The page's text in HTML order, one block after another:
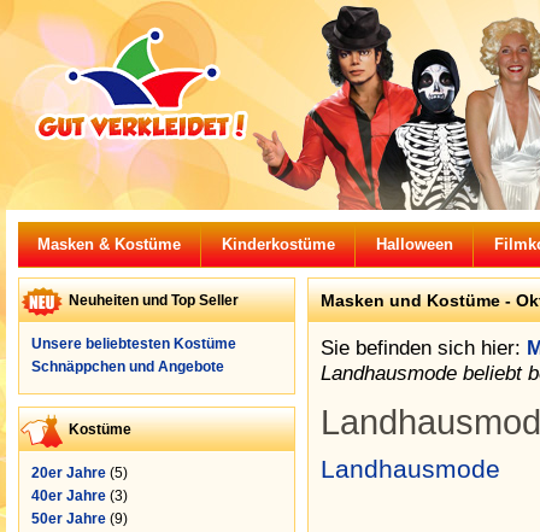
Masken & Kostüme Kinderkostüme Halloween
Neuheiten und Top Seller
Unsere beliebtesten Kostüme
Schnäppchen und Angebote
Kostüme
20er Jahre (5)
40er Jahre (3)
50er Jahre (9)
Masken und Kostüme -
Sie befinden sich hier:
Landhausmode beliebt
Landhausmode